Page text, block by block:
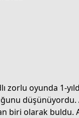
oyunda 1-
biri olarak buldu.